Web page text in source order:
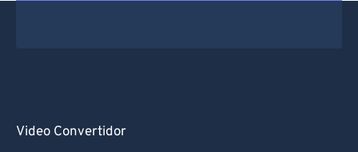
Video Convertidor